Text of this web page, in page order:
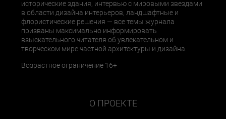
исторические здания, интервью с мировыми звездами
в области дизайна интерьеров, ландшафтные и
флористические решения — все темы журнала
призваны максимально информировать
взыскательного читателя об увлекательном и
творческом мире частной архитектуры и дизайна.
Возрастное ограничение 16+
О ПРОЕКТЕ